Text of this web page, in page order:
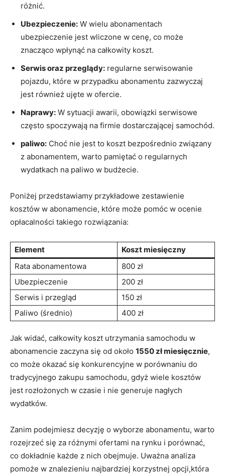
różnić.
Ubezpieczenie: W wielu abonamentach
ubezpieczenie jest wliczone w ‌cenę, co może‍
znacząco wpłynąć na całkowity​ koszt.
Serwis oraz przeglądy: ‌regularne serwisowanie
pojazdu, które w przypadku abonamentu zazwyczaj
jest również ujęte w ofercie.
Naprawy: W sytuacji awarii, obowiązki serwisowe​
często spoczywają na firmie dostarczającej samochód.
paliwo: Choć nie jest to koszt bezpośrednio związany
z abonamentem, warto pamiętać o regularnych
wydatkach na paliwo w budżecie.
Poniżej przedstawiamy przykładowe zestawienie⁤
kosztów ‍w abonamencie, które może pomóc w ocenie
opłacalności takiego rozwiązania:
Element
Koszt‍ miesięczny
Rata abonamentowa
800 zł
Ubezpieczenie
200 zł
Serwis‍ i przegląd
150‌ zł
Paliwo (średnio)
400 zł
Jak ‌widać,​ całkowity koszt utrzymania samochodu w
abonamencie zaczyna się ​od około 1550 ⁢zł miesięcznie,
co‍ może okazać się‍ konkurencyjne w porównaniu do
tradycyjnego zakupu samochodu, gdyż wiele kosztów
jest ‍rozłożonych w czasie i ‍nie generuje ‍nagłych
wydatków.
Zanim⁢ podejmiesz decyzję o wyborze abonamentu, ‍warto
rozejrzeć się ‍za różnymi ofertami na rynku i porównać,
co dokładnie każde z nich obejmuje. Uważna analiza
‌pomoże⁤ w​ znalezieniu ‌najbardziej korzystnej opcji,która